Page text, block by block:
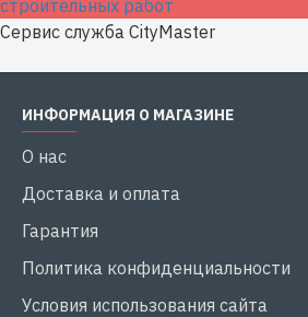
Сервис служба CityMaster
ИНФОРМАЦИЯ О МАГАЗИНЕ
О нас
Доставка и оплата
Гарантия
Политика конфиденциальности
Условия использования сайта